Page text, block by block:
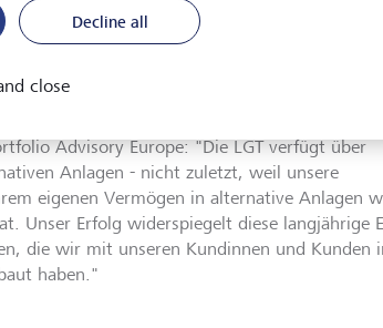
sicherte sich die LGT den Titel "Best for
Advisory Europe: "Die LGT verfügt über
Anlagen - nicht zuletzt, weil unsere
eigenen Vermögen in alternative Anlagen
Unser Erfolg widerspiegelt diese langjährige
die wir mit unseren Kundinnen und Kunden
haben."
Decline all
close